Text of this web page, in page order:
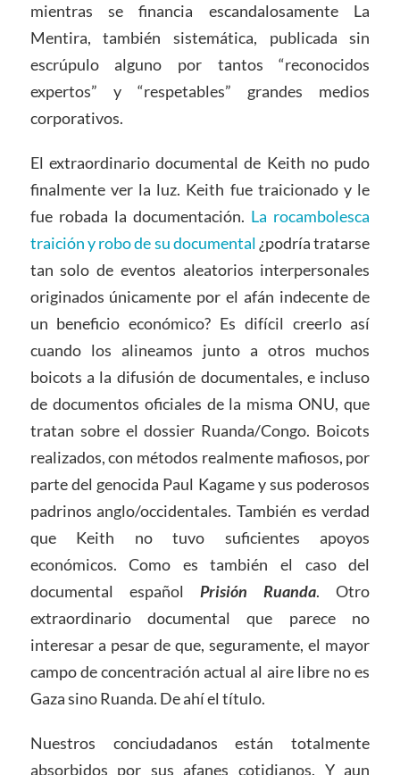
mientras se financia escandalosamente La
Mentira, también sistemática, publicada sin
escrúpulo alguno por tantos “reconocidos
expertos” y “respetables” grandes medios
corporativos.
El extraordinario documental de Keith no pudo
finalmente ver la luz. Keith fue traicionado y le
fue robada la documentación. La rocambolesca
traición y robo de su documental ¿podría tratarse
tan solo de eventos aleatorios interpersonales
originados únicamente por el afán indecente de
un beneficio económico? Es difícil creerlo así
cuando los alineamos junto a otros muchos
boicots a la difusión de documentales, e incluso
de documentos oficiales de la misma ONU, que
tratan sobre el dossier Ruanda/Congo. Boicots
realizados, con métodos realmente mafiosos, por
parte del genocida Paul Kagame y sus poderosos
padrinos anglo/occidentales. También es verdad
que Keith no tuvo suficientes apoyos
económicos. Como es también el caso del
documental español Prisión Ruanda. Otro
extraordinario documental que parece no
interesar a pesar de que, seguramente, el mayor
campo de concentración actual al aire libre no es
Gaza sino Ruanda. De ahí el título.
Nuestros conciudadanos están totalmente
absorbidos por sus afanes cotidianos. Y aun